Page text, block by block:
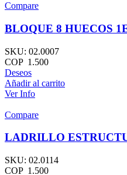
Compare
BLOQUE 8 HUECOS
SKU: 02.0007
COP 1.500
Deseos
Añadir al carrito
Ver Info
Compare
LADRILLO
SKU: 02.0114
COP 1.500